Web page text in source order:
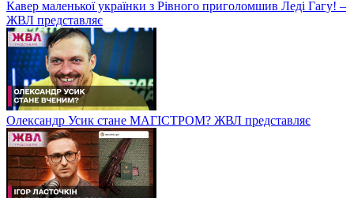
Кавер маленької українки з Рівного приголомшив Леді Гагу! –
ЖВЛ представляє
Олександр Усик стане МАГІСТРОМ? ЖВЛ представляє